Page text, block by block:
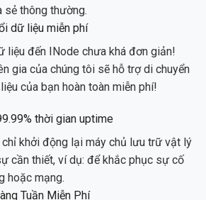
sẻ thông thường.
dữ liệu miễn phí
liệu đến INode chưa khá đơn giản!
gia của chúng tôi sẽ hỗ trợ di chuyển
của bạn hoàn toàn miễn phí!
thời gian uptime
chỉ khởi động lại máy chủ lưu trữ vật lý
cần thiết, ví dụ: để khắc phục sự cố
hoặc mạng.
Tuần Miễn Phí